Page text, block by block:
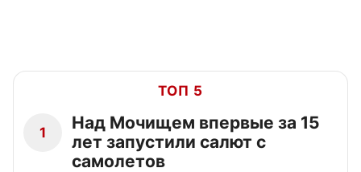
ТОП 5
1
Над Мочищем впервые за 15
лет запустили салют с
самолетов